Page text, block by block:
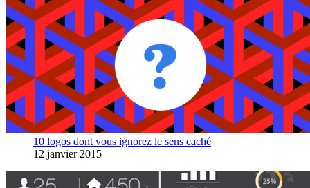
10 logos dont vous ignorez le sens caché
12 janvier 2015